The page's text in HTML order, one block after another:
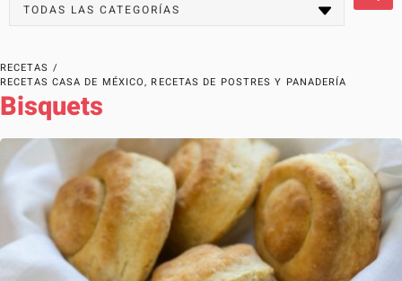
RECETAS /
RECETAS CASA DE MÉXICO, RECETAS DE POSTRES Y PANADERÍA
Bisquets